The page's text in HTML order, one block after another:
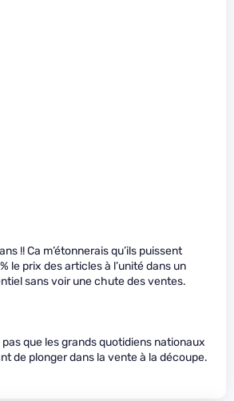
!! Ca m’étonnerais qu’ils puissent
le prix des articles à l’unité dans un
sans voir une chute des ventes.
pas que les grands quotidiens nationaux
de plonger dans la vente à la découpe.